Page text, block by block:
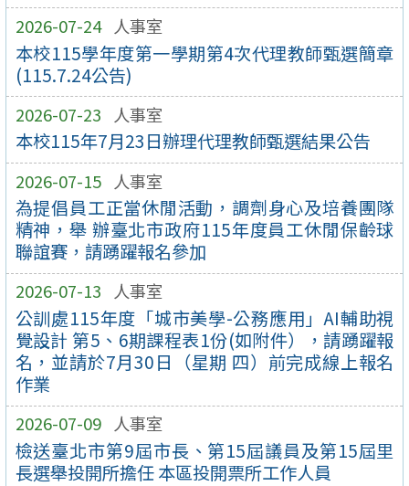
2026-07-24 人事室
本校115學年度第一學期第4次代理教師甄選簡章
(115.7.24公告)
2026-07-23 人事室
本校115年7月23日辦理代理教師甄選結果公告
2026-07-15 人事室
為提倡員工正當休閒活動，調劑身心及培養團隊
精神，舉 辦臺北市政府115年度員工休閒保齡球
聯誼賽，請踴躍報名參加
2026-07-13 人事室
公訓處115年度「城市美學-公務應用」AI輔助視
覺設計 第5、6期課程表1份(如附件），請踴躍報
名，並請於7月30日（星期 四）前完成線上報名
作業
2026-07-09 人事室
檢送臺北市第9屆市長、第15屆議員及第15屆里
長選舉投開所擔任 本區投開票所工作人員